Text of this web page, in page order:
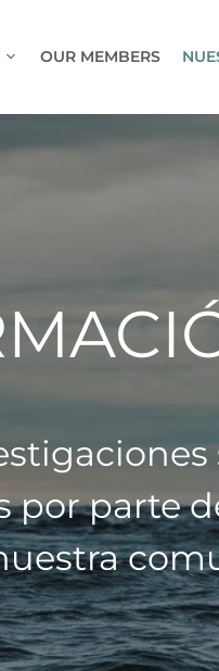
OUR MEMBERS
parte